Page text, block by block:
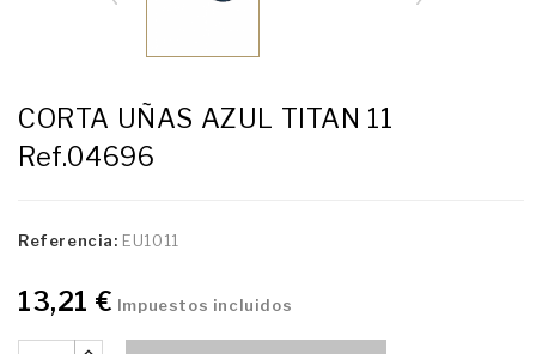
CORTA UÑAS AZUL TITAN 11
Ref.04696
Referencia: EU1011
13,21 € Impuestos incluidos